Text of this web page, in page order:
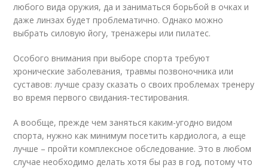
любого вида оружия, да и заниматься борьбой в очках и
даже линзах будет проблематично. Однако можно
выбрать силовую йогу, тренажеры или пилатес.
Особого внимания при выборе спорта требуют
хронические заболевания, травмы позвоночника или
суставов: лучше сразу сказать о своих проблемах тренеру
во время первого свидания-тестирования.
А вообще, прежде чем заняться каким-угодно видом
спорта, нужно как минимум посетить кардиолога, а еще
лучше – пройти комплексное обследование. Это в любом
случае необходимо делать хотя бы раз в год, потому что